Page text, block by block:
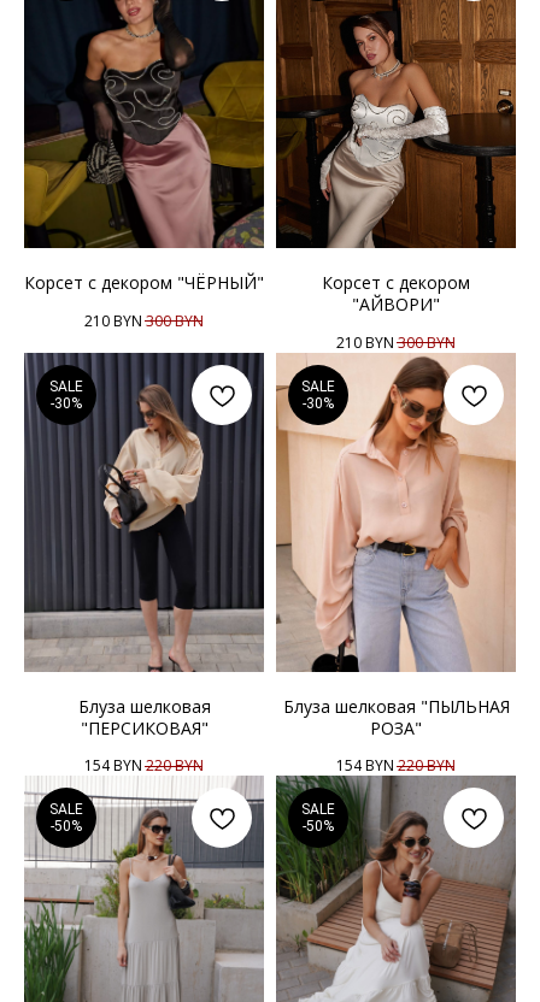
Корсет с декором "ЧЁРНЫЙ"
210BYN 300BYN
Корсет с декором
"АЙВОРИ"
210BYN 300BYN
SALE
-30%
Блуза шелковая
"ПЕРСИКОВАЯ"
154BYN 220BYN
SALE
-30%
Блуза шелковая "ПЫЛЬНАЯ
РОЗА"
154BYN 220BYN
SALE
-50%
SALE
-50%